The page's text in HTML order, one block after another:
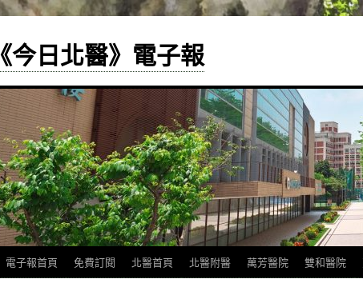
《今日北醫》電子報
跳電子報首頁 免費訂閱 北醫首頁 北醫附醫 萬芳醫院 雙和醫院